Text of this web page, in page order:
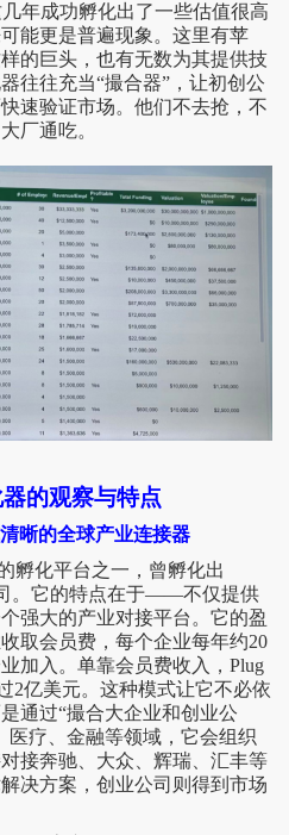
年成功孵化出了一些估值很高
能更是普遍现象。这里有苹
的巨头，也有无数为其提供技
往往充当“撮合器”，让初创公
速验证市场。他们不去抢，不
厂通吃。
的观察与特点
晰的全球产业连接器
孵化平台之一，曾孵化出
。它的特点在于——不仅提供
强大的产业对接平台。它的盈
取会员费，每个企业每年约20
加入。单靠会员费收入，Plug
2亿美元。这种模式让它不必依
通过“撮合大企业和创业公
医疗、金融等领域，它会组织
接奔驰、大众、辉瑞、汇丰等
决方案，创业公司则得到市场